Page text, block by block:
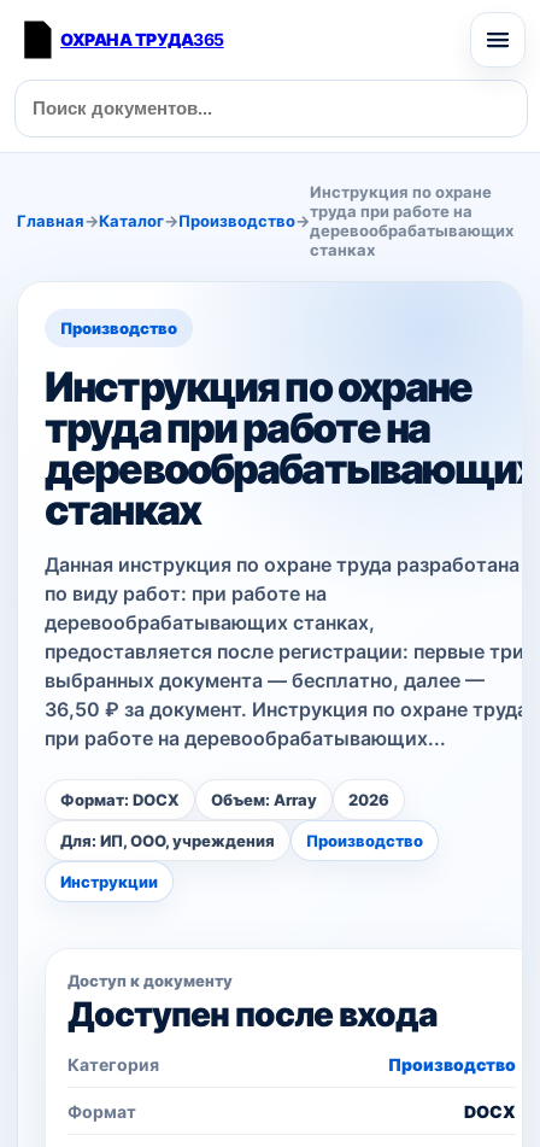
ОХРАНА ТРУДА365
Главная→Каталог→Производство→
Инструкция по охране
труда при работе на
деревообрабатывающих
станках
Производство
Инструкция по охране
труда при работе на
деревообрабатывающих
станках
Данная инструкция по охране труда разработана
по виду работ: при работе на
деревообрабатывающих станках,
предоставляется после регистрации: первые три
выбранных документа — бесплатно, далее —
36,50 ₽ за документ. Инструкция по охране труда
при работе на деревообрабатывающих...
Формат: DOCX Объем: Array 2026
Для: ИП, ООО, учреждения Производство
Инструкции
Доступ к документу
Доступен после входа
Категория Производство
Формат DOCX